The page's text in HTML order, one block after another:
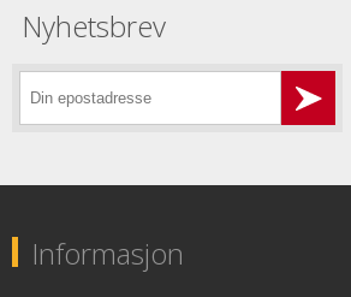
Nyhetsbrev
Informasjon